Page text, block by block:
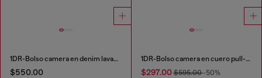
1DR-Bolso camera en denim lavado
$550.00
1DR-Bolso camera en cuero pull-up
$297.00$595.00-50%